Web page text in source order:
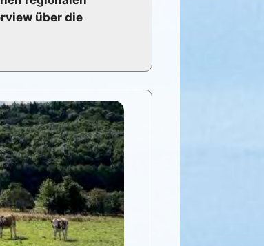
über die